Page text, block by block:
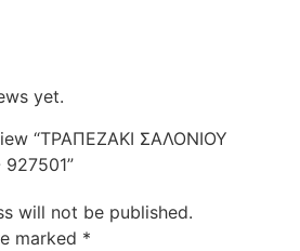
yet.
“ΤΡΑΠΕΖΑΚΙ ΣΑΛΟΝΙΟΥ
will not be published.
marked *